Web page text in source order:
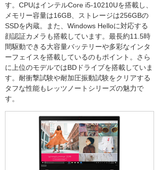
す。CPUはインテルCore i5-10210Uを搭載し、
メモリー容量は16GB、ストレージは256GBの
SSDを内蔵。また、Windows Helloに対応する
顔認証カメラも搭載しています。最長約11.5時
間駆動できる大容量バッテリーや多彩なインタ
ーフェイスを搭載しているのもポイント。さら
に上位のモデルではBDドライブを搭載していま
す。耐衝撃試験や耐加圧振動試験をクリアする
タフな性能もレッツノートシリーズの魅力で
す。